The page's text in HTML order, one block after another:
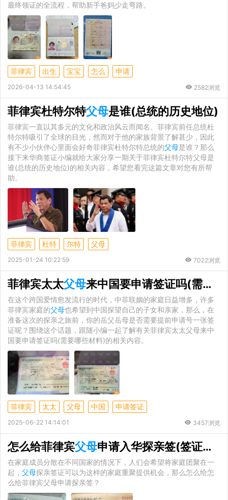
最终领证的全流程，帮助新手爸妈少走弯路。
菲律宾 出生 宝宝 怎么 申请
2026-04-13 14:54:45 2582浏览
菲律宾杜特尔特父母是谁(总统的历史地位)
菲律宾一直以其多元的文化和政治风云而闻名。菲律宾前任总统杜
特尔特吸引了全球的目光，然而对于他的家族背景了解甚少，因此
有不少小伙伴心里面会好奇菲律宾杜特尔特总统的父母是谁？那么
接下来华商签证小编就给大家分享一期关于菲律宾杜特尔特父母是
谁(总统的历史地位)的相关内容，希望您看完这篇文章对您有所帮
助。
菲律宾 杜特 尔特 父母
2025-01-24 10:22:59 7022浏览
菲律宾太太父母来中国要申请签证吗(需要哪些材料)
在这个跨国爱情愈发流行的时代，中菲联姻的家庭日益增多，许多
菲律宾家庭的父母也希望到中国探望自己的子女和亲家，那么，在
准备这次的探亲之旅前，你的岳父岳母是否需要提前申请号一张签
证呢？围绕这个话题，跟随小编一起了解有关菲律宾太太父母来中
国要申请签证吗(需要哪些材料)的相关内容。
菲律宾 太太 父母 中国 申请签证
2025-06-22 14:14:01 3457浏览
怎么给菲律宾父母申请入华探亲签(签证所需的材料)
在家庭成员分散在不同国家的情况下，人们会希望将家庭团聚在一
起， 父母探亲签证可以为这样的家庭重聚提供机会，那么怎么给怎
么给菲律宾父母申请探亲签？